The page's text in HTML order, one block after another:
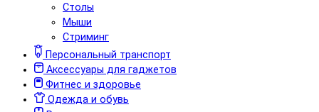
Столы
Мыши
Стриминг
Персональный транспорт
Аксессуары для гаджетов
Фитнес и здоровье
Одежда и обувь